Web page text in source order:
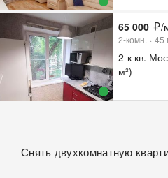
65 000 /
2-комн. 45
2-к кв.
м²)
Снять двухкомнатную